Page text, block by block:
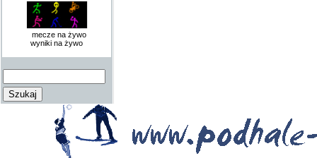
mecze na żywo
wyniki na żywo